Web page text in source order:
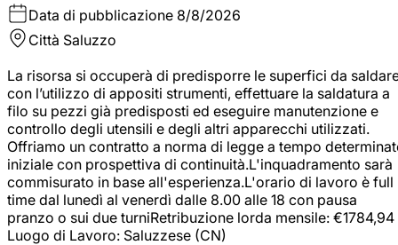
Data di pubblicazione 8/8/2026
Città Saluzzo
La risorsa si occuperà di predisporre le superfici da
con l’utilizzo di appositi strumenti, effettuare la saldatura a
filo su pezzi già predisposti ed eseguire manutenzione e
controllo degli utensili e degli altri apparecchi utilizzati.
Offriamo un contratto a norma di legge a tempo
iniziale con prospettiva di continuità.L'inquadramento sarà
commisurato in base all'esperienza.L'orario di lavoro è full
time dal lunedì al venerdì dalle 8.00 alle 18 con pausa
pranzo o sui due turniRetribuzione lorda mensile: €1784,94
Luogo di Lavoro: Saluzzese (CN)